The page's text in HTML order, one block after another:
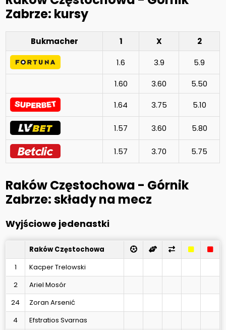
Zabrze: kursy
Bukmacher 1 X
2
1.6
3.9
5.9
1.60
3.60
5.50
1.64
3.75 5.10
1.57 3.60 5.80
1.57 3.70 5.75
Raków Częstochowa - Górnik
Zabrze: składy na mecz
Wyjściowe jedenastki
Raków Częstochowa
1
Kacper Trelowski
2
Ariel Mosór
24
Zoran Arsenić
4
Efstratios Svarnas